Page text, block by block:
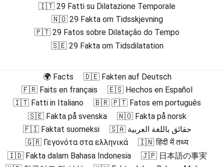
🇮🇹 29 Fatti su Dilatazione Temporale
🇳🇴 29 Fakta om Tidsskjevning
🇵🇹 29 Fatos sobre Dilatação do Tempo
🇸🇪 29 Fakta om Tidsdilatation
🌍 Facts
🇩🇪 Fakten auf Deutsch
🇫🇷 Faits en français
🇪🇸 Hechos en Español
🇮🇹 Fatti in Italiano
🇧🇷 🇵🇹 Fatos em português
🇸🇪 Fakta på svenska
🇳🇴 Fakta på norsk
🇫🇮 Faktat suomeksi
🇸🇦 حقائق باللغة العربية
🇬🇷 Γεγονότα στα ελληνικά
🇮🇳 हिंदी में तथ्य
🇮🇩 Fakta dalam Bahasa Indonesia
🇯🇵 日本語の事実